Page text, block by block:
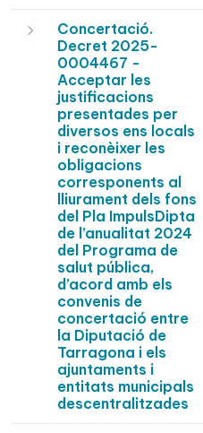
Concertació.
Decret 2025-
0004467 -
Acceptar les
justificacions
presentades per
diversos ens locals
i reconèixer les
obligacions
corresponents al
lliurament dels fons
del Pla ImpulsDipta
de l’anualitat 2024
del Programa de
salut pública,
d’acord amb els
convenis de
concertació entre
la Diputació de
Tarragona i els
ajuntaments i
entitats municipals
descentralitzades